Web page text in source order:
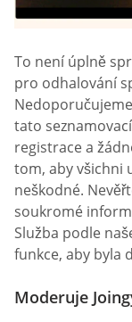
To není úplně
pro odhalování
tato
registrace a
tom, aby všichni
neškodné.
soukromé
Služba podle
funkce, aby byla
Moderuje